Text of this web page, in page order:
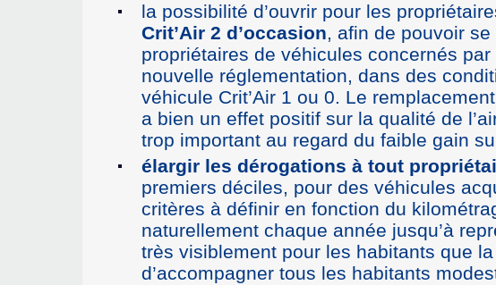
la possibilité d’ouvrir pour les
Crit’Air 2 d’occasion, afin de pouvoir
propriétaires de véhicules concernés
nouvelle réglementation, dans des
véhicule Crit’Air 1 ou 0. Le
a bien un effet positif sur la qualité de
trop important au regard du faible gain
élargir les dérogations à tout
premiers déciles, pour des véhicules
critères à définir en fonction du
naturellement chaque année jusqu’à
très visiblement pour les habitants que
d’accompagner tous les habitants